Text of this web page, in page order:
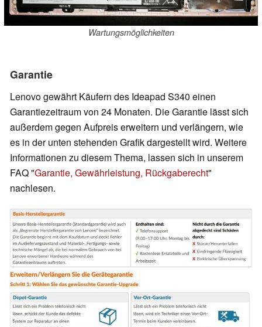
Wartungsmöglichkeiten
Garantie
Lenovo gewährt Käufern des Ideapad S340 einen
Garantiezeitraum von 24 Monaten. Die Garantie lässt sich
außerdem gegen Aufpreis erweitern und verlängern, wie
es in der unten stehenden Grafik dargestellt wird. Weitere
Informationen zu diesem Thema, lassen sich in unserem
FAQ "Garantie, Gewährleistung, Rückgaberecht"
nachlesen.